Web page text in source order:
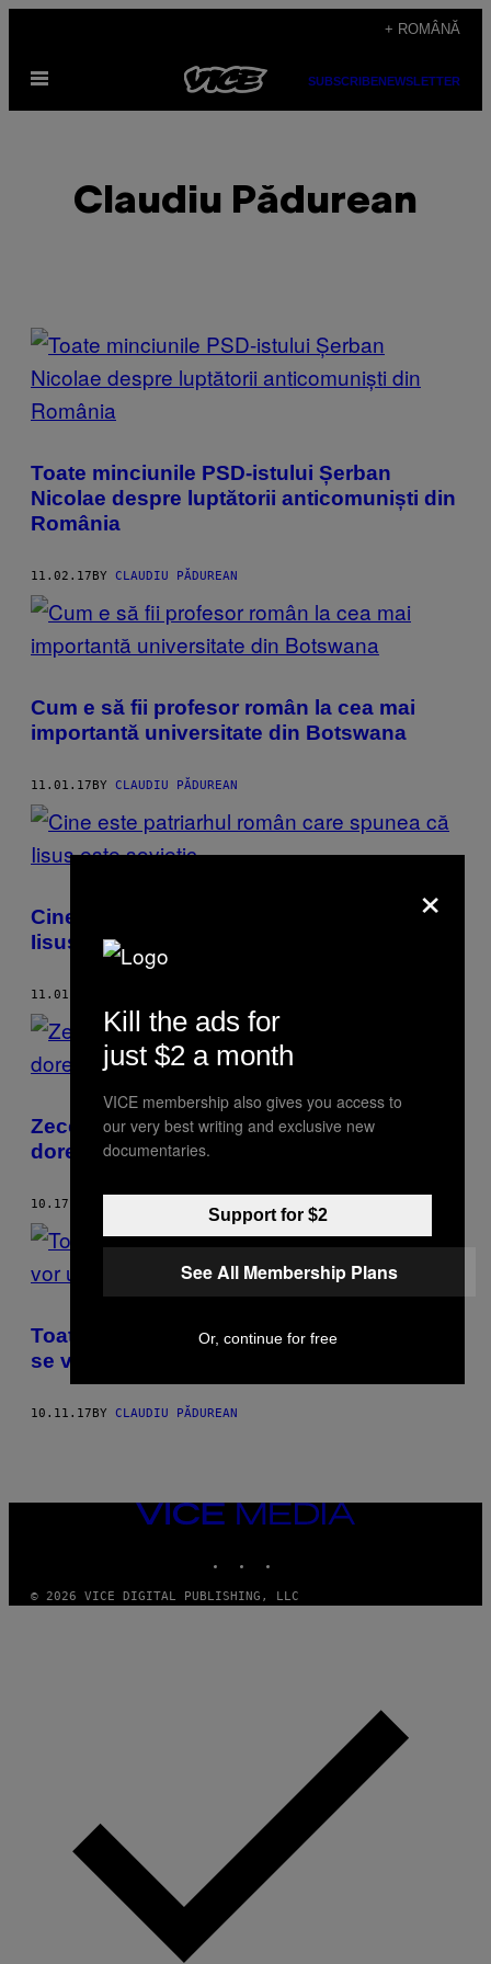
content
+ ROMÂNĂ
Open
SUBSCRIBENEWSLETTER
Claudiu Pădurean
POSTS
BY
THIS
AUTHOR
Toate minciunile PSD-istului Șerban
Nicolae despre luptătorii anticomuniști din
România
11.02.17BY CLAUDIU PĂDUREAN
Cum e să fii profesor român la cea mai
importantă universitate din Botswana
11.01.17BY CLAUDIU PĂDUREAN
Cine este patriarhul român care spunea că
Iisus este sovietic
11.01.17
Zece motive pentru care moldovenii nu-și
doresc Unirea cu România
10.17.17
Toate regiunile locuite de români care nu
se vor uni niciodată cu România
10.11.17BY CLAUDIU PĂDUREAN
VICE
MEDIA
© 2026 VICE DIGITAL PUBLISHING, LLC
×
Kill the ads for
just $2 a month
VICE membership also gives you access to
our very best writing and exclusive new
documentaries.
Support for $2
See All Membership Plans
Or, continue for free